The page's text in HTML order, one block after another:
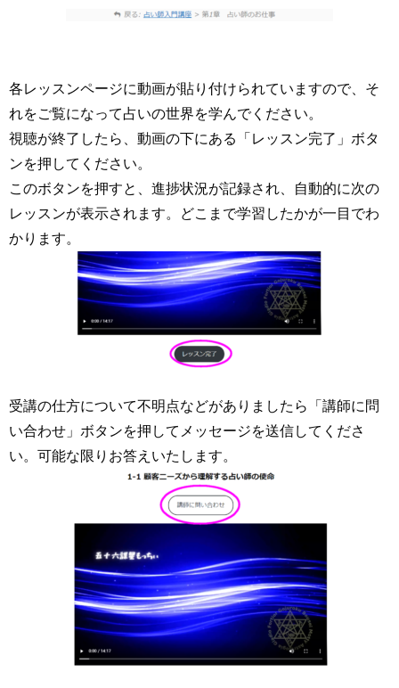
各レッスンページに動画が貼り付けられていますので、そ
れをご覧になって占いの世界を学んでください。
視聴が終了したら、動画の下にある「レッスン完了」ボタ
ンを押してください。
このボタンを押すと、進捗状況が記録され、自動的に次の
レッスンが表示されます。どこまで学習したかが一目でわ
かります。
受講の仕方について不明点などがありましたら「講師に問
い合わせ」ボタンを押してメッセージを送信してくださ
い。可能な限りお答えいたします。